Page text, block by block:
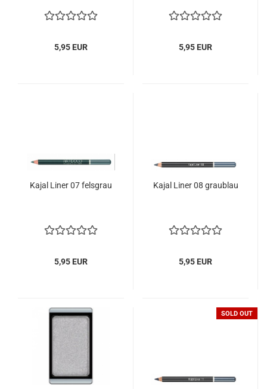
5,95 EUR 5,95 EUR
Kajal Liner 07 felsgrau
5,95 EUR
Kajal Liner 08 graublau
5,95 EUR
SOLD OUT